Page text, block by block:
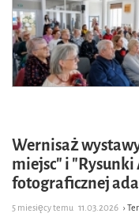
Wernisaż
miejsc" i
fotograficznej
5 miesięcy temu 11.03.2026 ›